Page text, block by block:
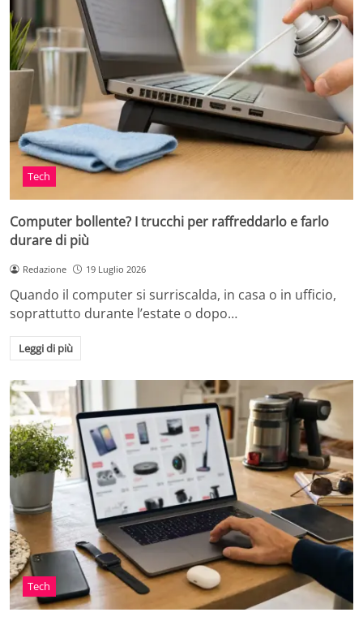
Tech
Computer bollente? I trucchi per raffreddarlo e farlo
durare di più
Redazione 19 Luglio 2026
Quando il computer si surriscalda, in casa o in ufficio,
soprattutto durante l’estate o dopo…
Leggi di più
Tech